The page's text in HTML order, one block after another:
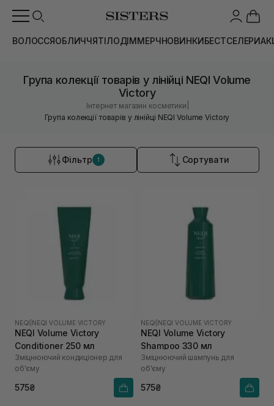
ВОЛОССЯОБЛИЧЧЯТІЛОДІММЕРЧНОВИНКИБЕСТСЕЛЕРИ
Група колекції товарів у лінійці NEQI Volume
Victory
Інтернет магазин косметики
Група колекції товарів у лінійці NEQI Volume Victory
Фільтр 1 Сортувати
NEQI NEQI VOLUME VICTORY
NEQI Volume Victory
Conditioner 250 мл
Зміцнюючий кондиціонер для
об'єму
575₴
NEQI NEQI VOLUME VICTORY
NEQI Volume Victory
Shampoo 330 мл
Зміцнюючий шампунь для
об'єму
575₴